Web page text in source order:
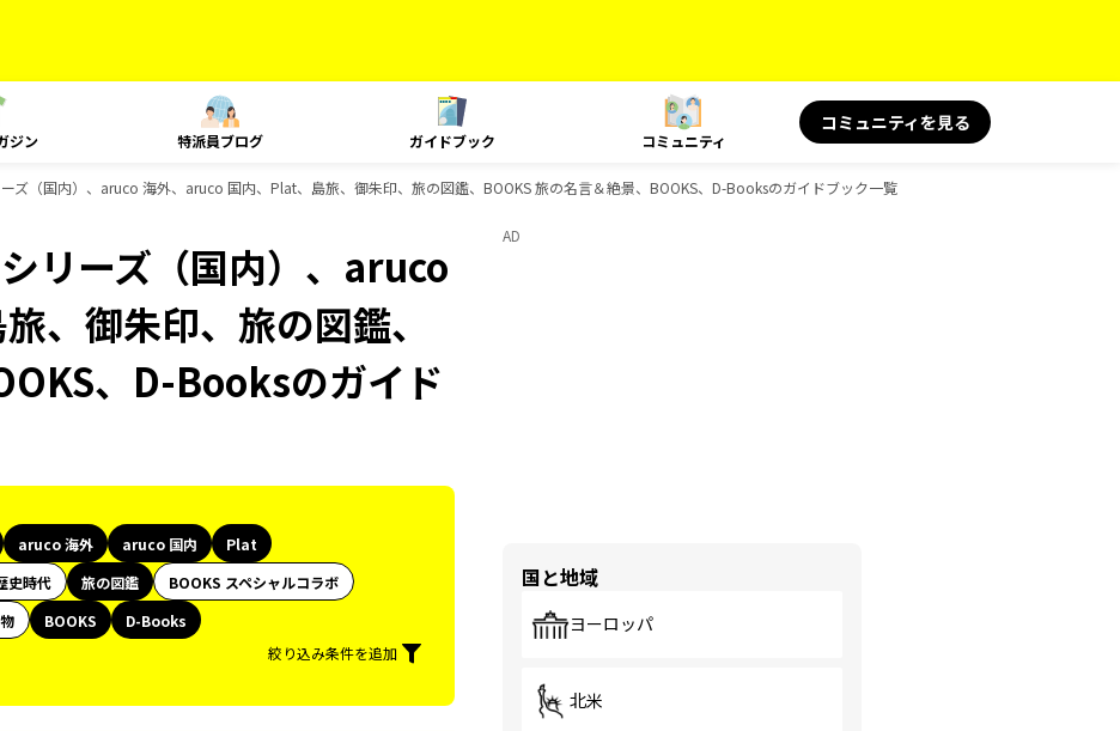
ジン 特派員ブログ ガイドブック コミュニティ
コミュニティを見る
ズ（国内）、aruco 海外、aruco 国内、Plat、島旅、御朱印、旅の図鑑、BOOKS 旅の名言＆絶景、BOOKS、D-Booksのガイドブック一覧
リーズ（国内）、aruco
、御朱印、旅の図鑑、
、D-Booksのガイド
aruco 海外 aruco 国内
Plat
史時代 旅の図鑑
BOOKS スペシャルコラボ
BOOKS
D-Books
絞り込み条件を追加
AD
国と地域
ヨーロッパ
北米